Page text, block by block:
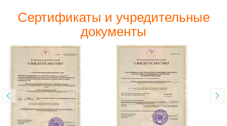
Сертификаты и учредительные
документы